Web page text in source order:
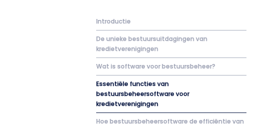
Introductie
De unieke bestuursuitdagingen van
kredietverenigingen
Wat is software voor bestuursbeheer?
Essentiële functies van
bestuursbeheersoftware voor
kredietverenigingen
Hoe bestuursbeheersoftware de efficiëntie van